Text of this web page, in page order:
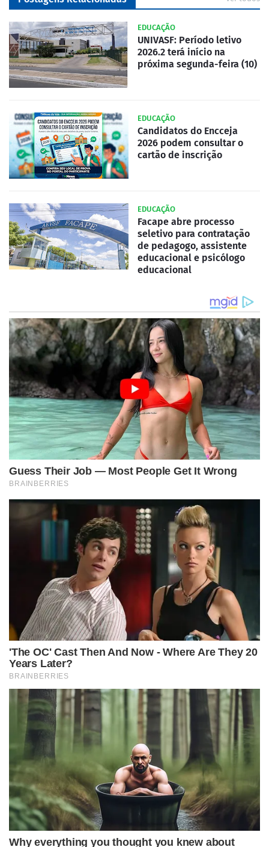
EDUCAÇÃO
UNIVASF: Período letivo
2026.2 terá início na
próxima segunda-feira (10)
EDUCAÇÃO
Candidatos do Encceja
2026 podem consultar o
cartão de inscrição
EDUCAÇÃO
Facape abre processo
seletivo para contratação
de pedagogo, assistente
educacional e psicólogo
educacional